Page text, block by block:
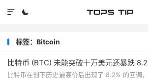


标签：Bitcoin
比特币 (BTC) 未能突破十万美元还暴跌
比特币在创下历史最高价后出现了 8.2% 的回调